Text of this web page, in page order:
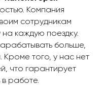
Компания
сотрудникам
каждую поездку.
больше,
Кроме того, у нас нет
что гарантирует
работе.